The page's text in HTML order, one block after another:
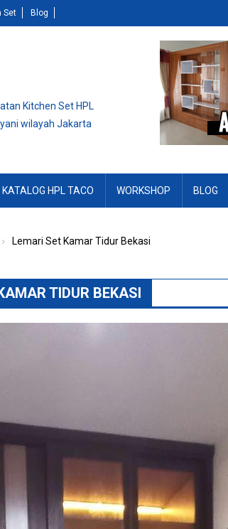
Set Blog
Kitchen Set HPL
wilayah Jakarta
KATALOG HPL TACO WORKSHOP BLOG
Lemari Set Kamar Tidur Bekasi
TIDUR BEKASI